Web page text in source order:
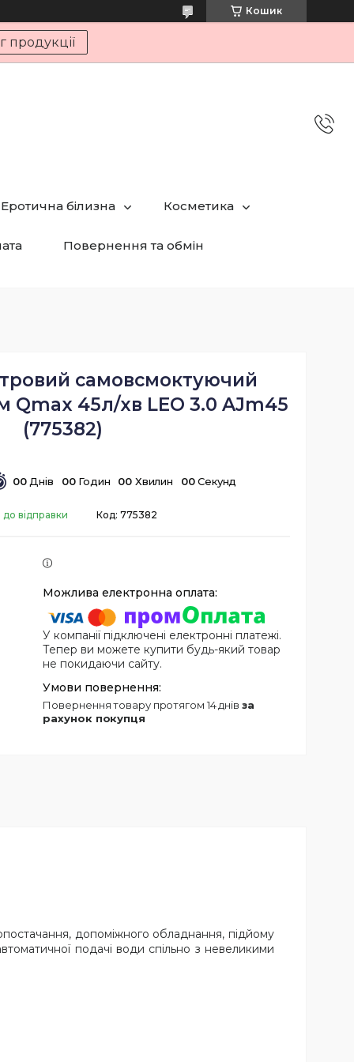
Кошик
продукції
Еротична білизна Косметика
Повернення та обмін
самовсмоктуючий
Qmax 45л/хв LEO 3.0 AJm45
(775382)
00 Днів 00 Годин 00 Хвилин 00 Секунд
до відправки Код: 775382
У компанії підключені електронні платежі.
Тепер ви можете купити будь-який товар
не покидаючи сайту.
повернення товару протягом 14 днів за
рахунок покупця
допоміжного обладнання, підйому
подачі води спільно з невеликими